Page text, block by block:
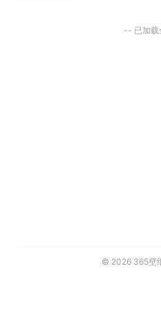
-- 已加
© 2026 365壁